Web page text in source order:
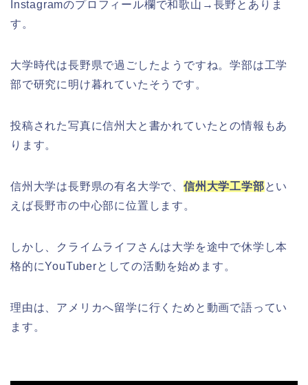
Instagramのプロフィール欄で和歌山→長野とありま
す。
大学時代は長野県で過ごしたようですね。学部は工学
部で研究に明け暮れていたそうです。
投稿された写真に信州大と書かれていたとの情報もあ
ります。
信州大学は長野県の有名大学で、 信州大学工学部とい
えば長野市の中心部に位置します。
しかし、クライムライフさんは大学を途中で休学し本
格的にYouTuberとしての活動を始めます。
理由は、アメリカへ留学に行くためと動画で語ってい
ます。